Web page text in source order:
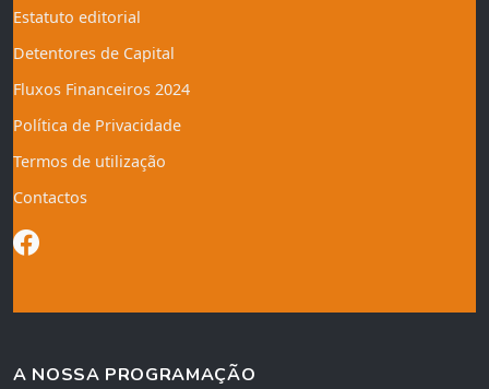
Estatuto editorial
Detentores de Capital
Fluxos Financeiros 2024
Política de Privacidade
Termos de utilização
Contactos
A NOSSA PROGRAMAÇÃO